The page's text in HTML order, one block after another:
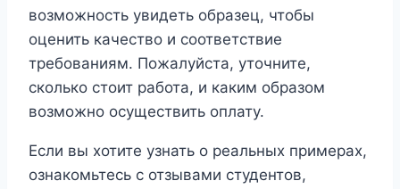
возможность увидеть образец, чтобы
оценить качество и соответствие
требованиям. Пожалуйста, уточните,
сколько стоит работа, и каким образом
возможно осуществить оплату.
Если вы хотите узнать о реальных примерах,
ознакомьтесь с отзывами студентов,